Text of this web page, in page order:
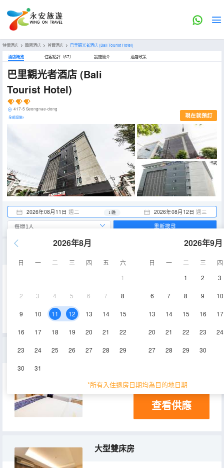
特價酒店 > 韓國酒店 > 首爾酒店 > 巴里觀光者酒店(Bali Tourist Hotel)
酒店概览 住客點評（67） 設施簡介 酒店政策
巴里觀光者酒店 (Bali
Tourist Hotel)
417-5 Seongnae-dong
全部設施> 現在就預訂
2026年08月11日 週二 2026年08月12日 週三
1 晚
2026年8月
日 一 二 三 四 五
六
1
2 3 4 5 6 7 8
9 10 11 12 13 14 15
16 17 18 19 20 21 22
23 24 25 26 27 28 29
30 31
2026年9月
日 一 二 三
四
1
2 3
6 7 8 9 10
13 14 15 16 17
20 21 22 23 24
27 28 29 30
*所有入住退房日期均為目的地日期
重新搜尋
雙床間
24㎡
查看供應
大型雙床房